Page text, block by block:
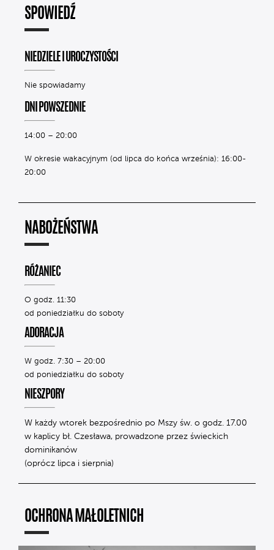
SPOWIEDŹ
NIEDZIELE I UROCZYSTOŚCI
Nie spowiadamy
DNI POWSZEDNIE
14:00 – 20:00
W okresie wakacyjnym (od lipca do końca września): 16:00-
20:00
NABOŻEŃSTWA
RÓŻANIEC
O godz. 11:30
od poniedziałku do soboty
ADORACJA
W godz. 7:30 – 20:00
od poniedziałku do soboty
NIESZPORY
W każdy wtorek bezpośrednio po Mszy św. o godz. 17.00
w kaplicy bł. Czesława, prowadzone przez świeckich
dominikanów
(oprócz lipca i sierpnia)
OCHRONA MAŁOLETNICH